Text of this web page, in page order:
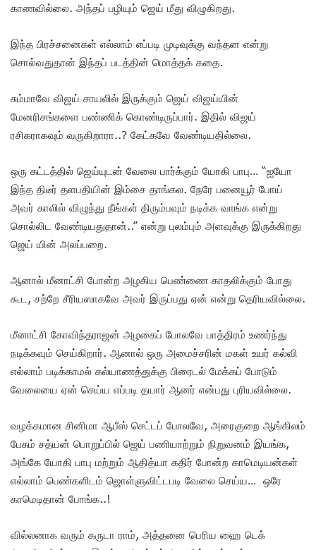
காணவில்லை. அந்தப் பழியும் ஜெய் மீது விழுகிறது.
இந்த பிரச்சனைகள் எல்லாம் எப்படி முடிவுக்கு வந்தன என்று
சொல்வதுதான் இந்தப் படத்தின் மொத்தக் கதை.
சும்மாவே விஜய் சாயலில் இருக்கும் ஜெய் விஜய்யின்
மேனரிசங்களை பண்ணிக் கொண்டிருப்பார். இதில் விஜய்
ரசிகராகவும் வருகிறாரா..? கேட்கவே வேண்டியதில்லை.
ஒரு கட்டத்தில் ஜெய்யுடன் வேலை பார்க்கும் யோகி பாபு… “ஐயோ
இந்த திடீர் தளபதியின் இம்சை தாங்கல. நேரே பனையூர் போய்
அவர் காலில் விழுந்து நீங்கள் திரும்பவும் நடிக்க வாங்க என்று
சொல்லிட வேண்டியதுதான்..” என்று புலம்பும் அளவுக்கு இருக்கிறது
ஜெய் யின் அலப்பறை.
ஆனால் மீனாட்சி போன்ற அழகிய பெண்ணை காதலிக்கும் போது
கூட, சற்றே சீரியஸாகவே அவர் இருப்பது ஏன் என்று தெரியவில்லை.
மீனாட்சி கோவிந்தராஜன் அழகைப் போலவே பாத்திரம் உணர்ந்து
நடிக்கவும் செய்கிறார். ஆனால் ஒரு அமைச்சரின் மகள் உயர் கல்வி
எல்லாம் படிக்காமல் கல்யாணத்துக்கு பிரைடல் மேக்கப் போடும்
வேலையை ஏன் செய்ய எப்படி தயார் ஆனர் என்பது புரியவில்லை.
வழக்கமான சினிமா ஆபீஸ் செட்டப் போலவே, அரைகுறை ஆங்கிலம்
பேசும் சத்யன் பொறுப்பில் ஜெய் பணியாற்றும் நிறுவனம் இயங்க,
அங்கே யோகி பாபு மற்றும் ஆதித்யா கதிர் போன்ற காமெடியன்கள்
எல்லாம் பெண்களிடம் ஜொள்ளுவிட்டபடி வேலை செய்ய… ஒரே
காமெடிதான் போங்க..!
வில்லனாக வரும் கருடா ராம், அத்தனை பெரிய ஹை டெக்